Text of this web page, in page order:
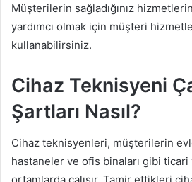
Müşterilerin sağladığınız
yardımcı olmak için müşteri
kullanabilirsiniz.
Cihaz Teknisyeni
Şartları Nasıl?
Cihaz teknisyenleri, müşterilerin
hastaneler ve ofis binaları gibi